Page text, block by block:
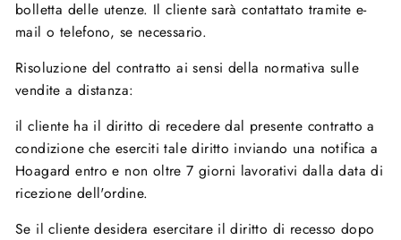
bolletta delle utenze. Il cliente sarà contattato tramite e-
mail o telefono, se necessario.
Risoluzione del contratto ai sensi della normativa sulle
vendite a distanza:
il cliente ha il diritto di recedere dal presente contratto a
condizione che eserciti tale diritto inviando una notifica a
Hoagard entro e non oltre 7 giorni lavorativi dalla data di
ricezione dell'ordine.
Se il cliente desidera esercitare il diritto di recesso dopo